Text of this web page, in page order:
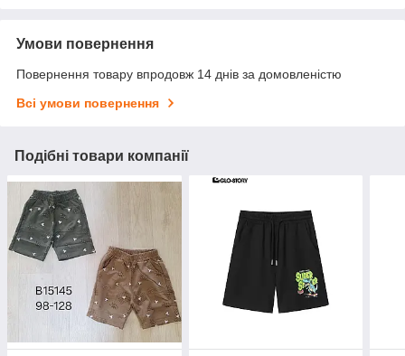
Умови повернення
Повернення товару впродовж 14 днів за домовленістю
Всі умови повернення
Подібні товари компанії